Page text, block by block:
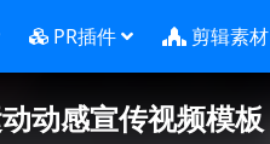
PR插件 剪辑素材
动感宣传视频模板